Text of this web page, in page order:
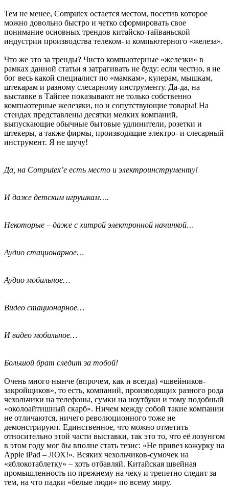
Тем не менее, Computex остается местом, посетив которое
можно довольно быстро и четко сформировать свое
понимание основных трендов китайско-тайваньской
индустрии производства телеком- и компьютерного «железа».
Что же это за тренды? Чисто компьютерные «железки» в
рамках данной статьи я затрагивать не буду: если честно, я не
бог весь какой специалист по «мамкам», кулерам, мышкам,
штекарам и разному слесарному инструменту. Да-да, на
выставке в Тайпее показывают не только собственно
компьютерные железяки, но и сопутствующие товары! На
стендах представлены десятки мелких компаний,
выпускающие обычные бытовые удлинители, розетки и
штекеры, а также фирмы, производящие электро- и слесарный
инструмент. Я не шучу!
Да, на Computex’е есть место и электроинструменту!
И даже детским игрушкам….
Некоторые – даже с хитрой электронной начинкой…
Аудио стационарное…
Аудио мобильное…
Видео стационарное…
И видео мобильное…
Большой брат следит за тобой!
Очень много нынче (впрочем, как и всегда) «швейников-
закройщиков», то есть, компаний, производящих разного рода
чехольчики на телефоны, сумки на ноутбуки и тому подобный
«околоайтишный скарб». Ничем между собой такие компании
не отличаются, ничего революционного тоже не
демонстрируют. Единственное, что можно отметить
относительно этой части выставки, так это то, что её лозунгом
в этом году мог бы вполне стать тезис: «Не привез кожурку на
Apple iPad – ЛОХ!». Всяких чехольчиков-сумочек на
«яблокотаблетку» – хоть отбавляй. Китайская швейная
промышленность по прежнему на чеку и трепетно следит за
тем, на что падки «белые люди» по всему миру.